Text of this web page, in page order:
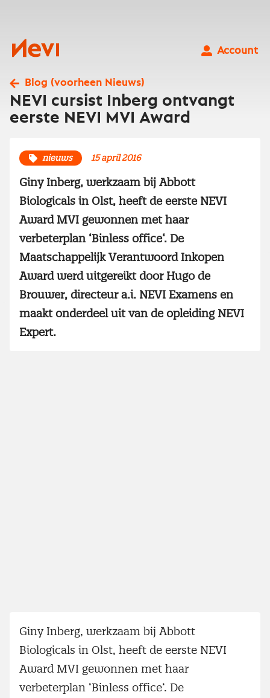
Nevi
Account
Blog (voorheen Nieuws)
NEVI cursist Inberg ontvangt
eerste NEVI MVI Award
nieuws 15 april 2016
Giny Inberg, werkzaam bij Abbott
Biologicals in Olst, heeft de eerste NEVI
Award MVI gewonnen met haar
verbeterplan ‘Binless office‘. De
Maatschappelijk Verantwoord Inkopen
Award werd uitgereikt door Hugo de
Brouwer, directeur a.i. NEVI Examens en
maakt onderdeel uit van de opleiding NEVI
Expert.
Giny Inberg, werkzaam bij Abbott
Biologicals in Olst, heeft de eerste NEVI
Award MVI gewonnen met haar
verbeterplan ‘Binless office‘. De